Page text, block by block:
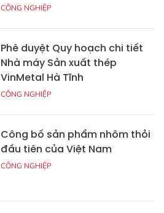
CÔNG NGHIỆP
Phê duyệt Quy hoạch chi tiết
Nhà máy Sản xuất thép
VinMetal Hà Tĩnh
CÔNG NGHIỆP
Công bố sản phẩm nhôm thỏi
đầu tiên của Việt Nam
CÔNG NGHIỆP